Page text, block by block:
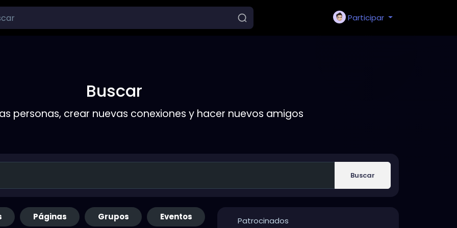
Participar
Buscar
personas, crear nuevas conexiones y hacer nuevos amigos
Buscar
Páginas Grupos Eventos Patrocinados